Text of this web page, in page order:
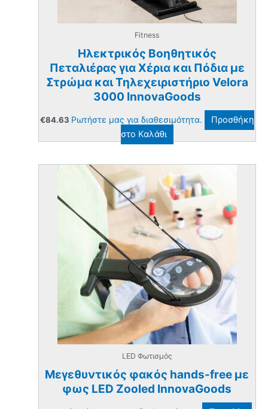
Fitness
Ηλεκτρικός Βοηθητικός
Πεταλιέρας για Χέρια και Πόδια με
Στρώμα και Τηλεχειριστήριο Velora
3000 InnovaGoods
€84.63 Ρωτήστε μας για διαθεσιμότητα.
Προσθήκη
στο Καλάθι
LED Φωτισμός
Μεγεθυντικός φακός hands-free με
φως LED Zooled InnovaGoods